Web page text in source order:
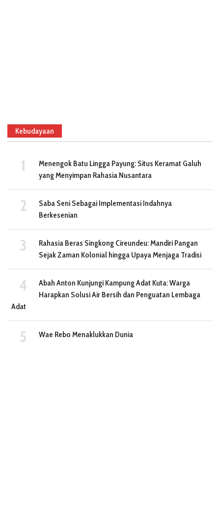
Kebudayaan
Menengok Batu Lingga Payung: Situs Keramat Galuh
yang Menyimpan Rahasia Nusantara
Saba Seni Sebagai Implementasi Indahnya
Berkesenian
Rahasia Beras Singkong Cireundeu: Mandiri Pangan
Sejak Zaman Kolonial hingga Upaya Menjaga Tradisi
Abah Anton Kunjungi Kampung Adat Kuta: Warga
Harapkan Solusi Air Bersih dan Penguatan Lembaga
Adat
Wae Rebo Menaklukkan Dunia